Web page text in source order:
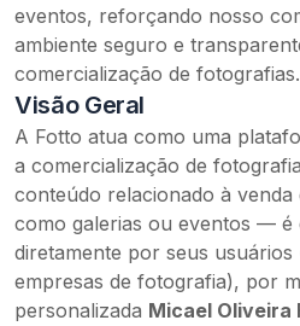
eventos, reforçando nosso
ambiente seguro e
comercialização de fotografias.
Visão Geral
A Fotto atua como uma
a comercialização de
conteúdo relacionado à
como galerias ou eventos — é
diretamente por seus
empresas de fotografia), por
personalizada Micael Oliveira